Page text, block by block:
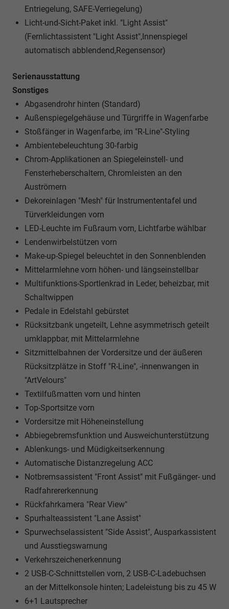
Entriegelung, SAFE-Verriegelung)
Licht-und-Sicht-Paket inkl. "Light Assist"
(Fernlichtassistent "Light Assist",Innenspiegel
automatisch abblendend,Regensensor)
Serienausstattung
Sonstiges
Abgasendrohr hinten (Standard)
Außenspiegelgehäuse und Türgriffe in Wagenfarbe
Stoßfänger in Wagenfarbe, im "R-Line"-Styling
Ambientebeleuchtung 30-farbig
Chrom-Applikationen an Spiegeleinstell- und
Fensterheberschaltern, Chromleisten an den
Auströmern
Dekoreinlagen "Mesh" für Instrumententafel und
Türverkleidungen vorn
LED-Leuchte im Fußraum vorn, Lichtfarbe wählbar
Lendenwirbelstützen vorn
Make-up-Spiegel beleuchtet in den Sonnenblenden
Mittelarmlehne vorn höhen- und längseinstellbar
Multifunktions-Sportlenkrad in Leder, beheizbar, mit
Schaltwippen
Pedale in Edelstahl gebürstet
Rücksitzbank ungeteilt, Lehne asymmetrisch geteilt
umklappbar, mit Mittelarmlehne
Sitzmittelbahnen der Vordersitze und der äußeren
Rücksitzplätze in Stoff "R-Line", -innenwangen in
"ArtVelours"
Textilfußmatten vorn und hinten
Top-Sportsitze vorn
Vordersitze mit Höheneinstellung
Abbiegebremsfunktion und Ausweichunterstützung
Ablenkungs- und Müdigkeitserkennung
Automatische Distanzregelung ACC
Notbremsassistent "Front Assist" mit Fußgänger- und
Radfahrererkennung
Rückfahrkamera "Rear View"
Spurhalteassistent "Lane Assist"
Spurwechselassistent "Side Assist", Ausparkassistent
und Ausstiegswarnung
Verkehrszeichenerkennung
2 USB-C-Schnittstellen vorn, 2 USB-C-Ladebuchsen
an der Mittelkonsole hinten; Ladeleistung bis zu 45 W
6+1 Lautsprecher